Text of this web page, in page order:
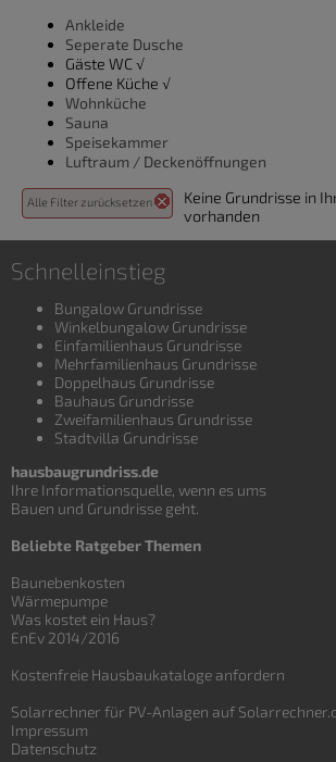
Ankleide
Seperate Dusche
Gäste WC √
Offene Küche √
Wohnküche
Sauna
Speisekammer
Luftraum / Deckenöffnungen
Alle Filter zurücksetzen
Keine Grundrisse in
vorhanden
Schnelleinstieg
Bungalow Grundrisse
Winkelbungalow Grundrisse
Einfamilienhaus Grundrisse
Mehrfamilienhaus Grundrisse
Doppelhaus Grundrisse
Bauhaus Grundrisse
Zweifamilienhaus Grundrisse
Stadtvilla Grundrisse
hausbaugrundriss.de
Ihre Informationsquelle, wenn es ums
Bauen und Grundrisse geht.
Beliebte Ratgeber Themen
Baunebenkosten
Wärmepumpe
Was kostet ein Haus?
EnEv 2014/2016
Kostenfreie Hausbaukataloge anfordern
Solarrechner für PV-Anlagen auf
Impressum
Datenschutz